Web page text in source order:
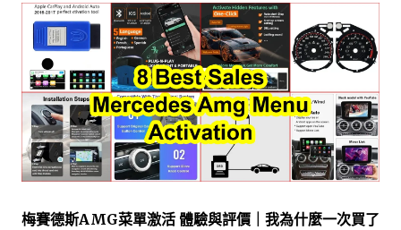
梅賽德斯AMG菜單激活 體驗與評價｜我為什麼一次買了